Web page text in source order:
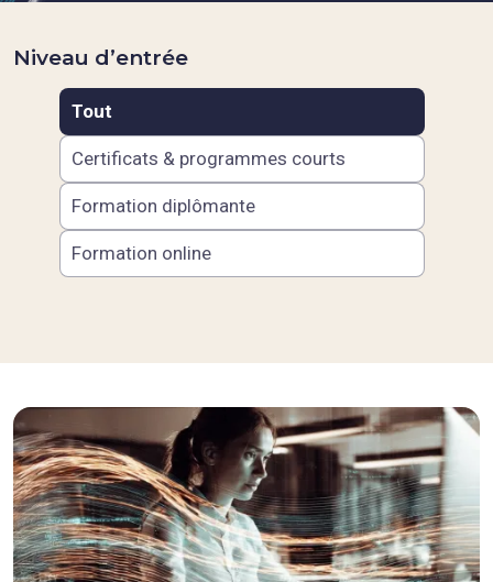
Niveau d’entrée
Tout
Certificats & programmes courts
Formation diplômante
Formation online